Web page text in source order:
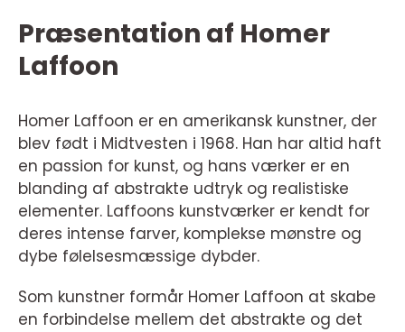
Præsentation af Homer
Laffoon
Homer Laffoon er en amerikansk kunstner, der
blev født i Midtvesten i 1968. Han har altid haft
en passion for kunst, og hans værker er en
blanding af abstrakte udtryk og realistiske
elementer. Laffoons kunstværker er kendt for
deres intense farver, komplekse mønstre og
dybe følelsesmæssige dybder.
Som kunstner formår Homer Laffoon at skabe
en forbindelse mellem det abstrakte og det